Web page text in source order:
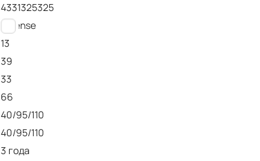
4331325325
Hisense
13
39
33
66
40/95/110
40/95/110
3 года